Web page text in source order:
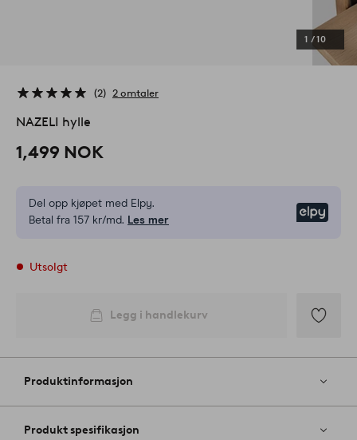
1 /10
2 2 omtaler
NAZELI hylle
1,499 NOK
Del opp kjøpet med Elpy.
Betal fra 157 kr/md. Les mer
Utsolgt
Legg i handlekurv
til
Produktinformasjon
Produkt spesifikasjon